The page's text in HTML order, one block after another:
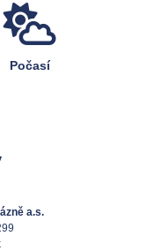
Počasí
a.s.